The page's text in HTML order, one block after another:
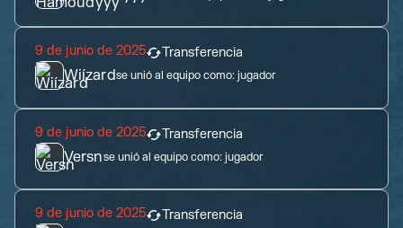
9 de junio de 2025 Transferencia
Wiízardse unió al equipo como:jugador
9 de junio de 2025 Transferencia
Versnse unió al equipo como:jugador
9 de junio de 2025 Transferencia